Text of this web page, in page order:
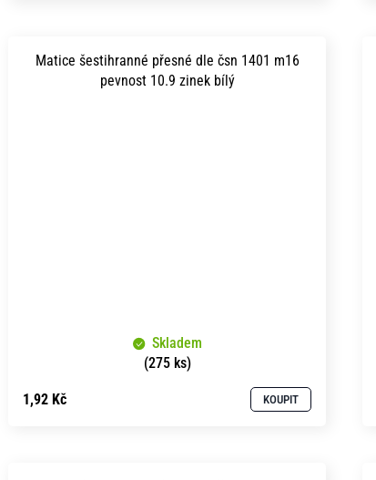
Matice šestihranné přesné dle čsn 1401 m16
pevnost 10.9 zinek bílý
Skladem
(275 ks)
1,92 Kč KOUPIT